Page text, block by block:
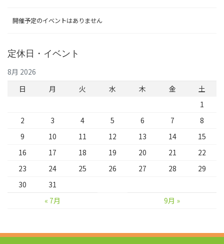
開催予定のイベントはありません
定休日・イベント
8月 2026
日
月 火 水 木 金
土
1
2
3 4 5 6 7
8
9
10 11 12 13 14
15
16
17 18 19 20 21
22
23
24 25 26 27 28
29
30
31
« 7月
9月 »